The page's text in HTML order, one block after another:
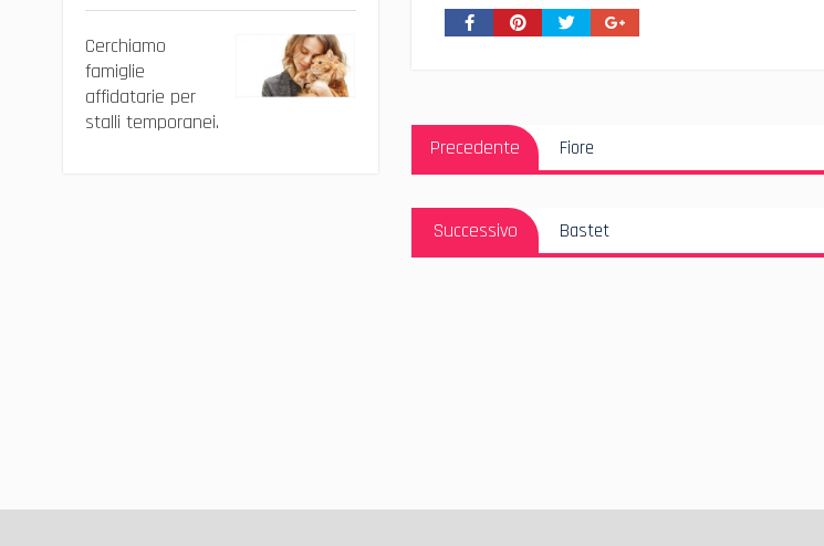
Navigazione
articoli
Precedente
Precedente:
Fiore
Successivo
Successivo:
Bastet
Cerchiamo
famiglie
affidatarie per
stalli temporanei.